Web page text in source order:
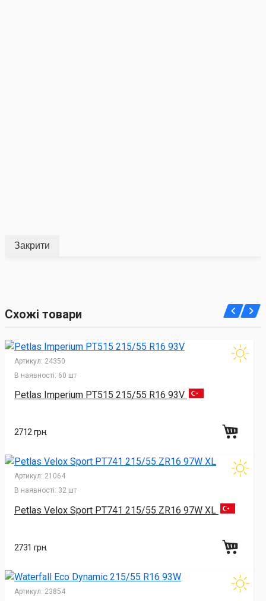
Закрити
Схожі товари
Артикул: 24350
В наявності: 60 шт
Petlas Imperium PT515 215/55 R16 93V
2712 грн.
Артикул: 21064
В наявності: 32 шт
Petlas Velox Sport PT741 215/55 ZR16 97W XL
2731 грн.
Артикул: 23854